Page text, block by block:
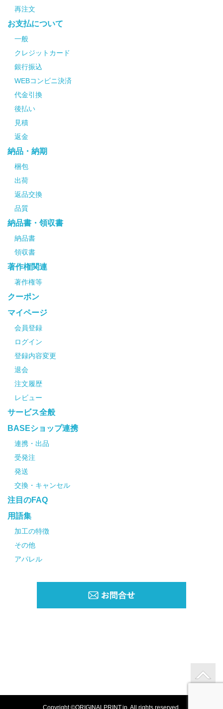
再注文
お支払について
一般
クレジットカード
銀行振込
WEBコンビニ決済
代金引換
後払い
見積
返金
納品・納期
梱包
出荷
返品交換
品質
納品書・領収書
納品書
領収書
著作権関連
著作権等
クーポン
マイページ
会員登録
ログイン
登録内容変更
退会
注文履歴
レビュー
サービス全般
BASEショップ連携
連携・出品
受発注
発送
交換・キャンセル
注目のFAQ
用語集
加工の特徴
その他
アパレル
Copyright ©ORIGINALPRINT.jp. All rights reserved.